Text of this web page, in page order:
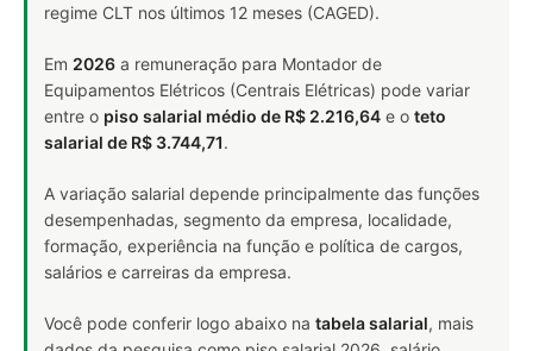
regime CLT nos últimos 12 meses (CAGED).
Em 2026 a remuneração para Montador de
Equipamentos Elétricos (Centrais Elétricas) pode variar
entre o piso salarial médio de R$ 2.216,64 e o teto
salarial de R$ 3.744,71.
A variação salarial depende principalmente das funções
desempenhadas, segmento da empresa, localidade,
formação, experiência na função e política de cargos,
salários e carreiras da empresa.
Você pode conferir logo abaixo na tabela salarial, mais